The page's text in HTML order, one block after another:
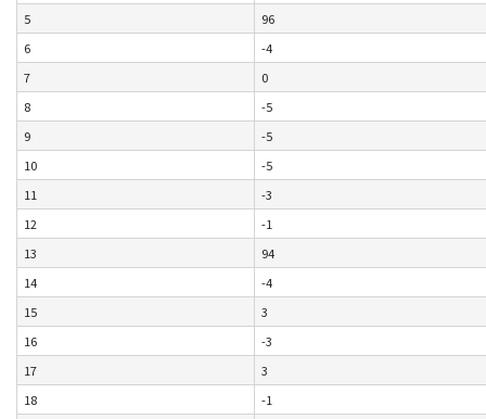
5
96
6
-4
7
0
8
-5
9
-5
10
-5
11
-3
12
-1
13
94
14
-4
15
3
16
-3
17
3
18
-1